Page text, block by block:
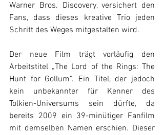
Warner Bros. Discovery, versichert den
Fans, dass dieses kreative Trio jeden
Schritt des Weges mitgestalten wird.
Der neue Film trägt vorläufig den
Arbeitstitel „The Lord of the Rings: The
Hunt for Gollum“. Ein Titel, der jedoch
kein unbekannter für Kenner des
Tolkien-Universums sein dürfte, da
bereits 2009 ein 39-minütiger Fanfilm
mit demselben Namen erschien. Dieser